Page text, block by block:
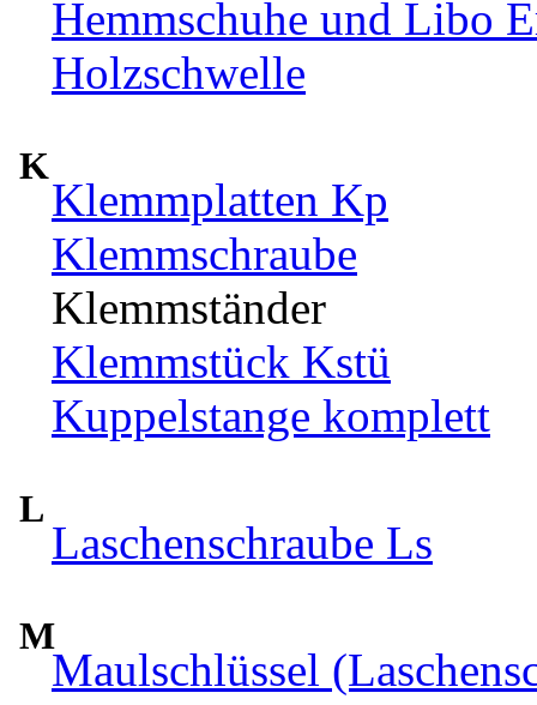
Hemmschuhe und Libo
Holzschwelle
K
Klemmplatten Kp
Klemmschraube
Klemmständer
Klemmstück Kstü
Kuppelstange komplett
L
Laschenschraube Ls
M
Maulschlüssel